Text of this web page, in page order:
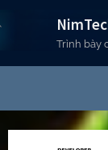
to
Trình bày